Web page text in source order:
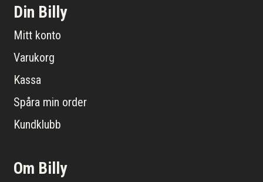
Din Billy
Mitt konto
Varukorg
Kassa
Spåra min order
Kundklubb
Om Billy